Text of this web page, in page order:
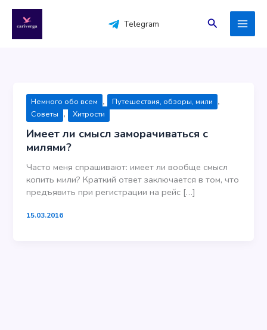
содержимому
Telegram Поиск
Немного обо всем , Путешествия, обзоры, мили ,
Советы , Хитрости
Имеет ли смысл заморачиваться с
милями?
Часто меня спрашивают: имеет ли вообще смысл
копить мили? Краткий ответ заключается в том, что
предъявить при регистрации на рейс […]
15.03.2016